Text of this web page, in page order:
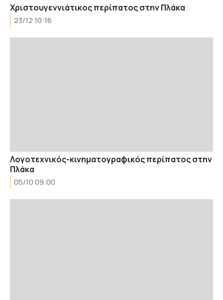
Χριστουγεννιάτικος περίπατος στην Πλάκα
23/12 10:16
Λογοτεχνικός-κινηματογραφικός περίπατος στην
Πλάκα
05/10 09:00